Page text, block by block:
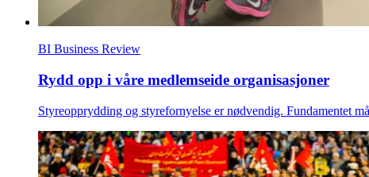
BI Business Review
Rydd opp i våre medlemseide organisasjoner
Styreopprydding og styrefornyelse er nødvendig. Fundamentet